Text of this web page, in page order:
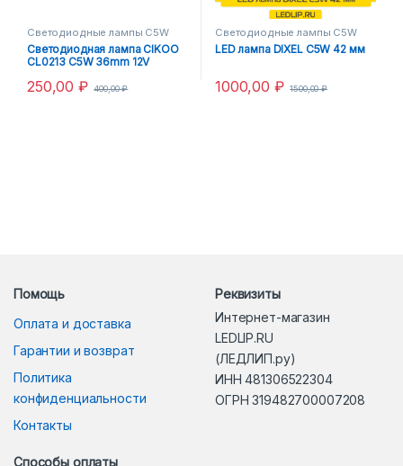
Светодиодные лампы C5W
Светодиодная лампа CIKOO
CL0213 C5W 36mm 12V
250,00₽ 400,00₽
Светодиодные лампы C5W
LED лампа DIXEL C5W 42 мм
1000,00 ₽ 1500,00₽
Помощь
Оплата и доставка
Гарантии и возврат
Политика
конфиденциальности
Контакты
Реквизиты
Интернет-магазин
LEDLIP.RU
(ЛЕДЛИП.ру)
ИНН 481306522304
ОГРН 319482700007208
Способы оплаты